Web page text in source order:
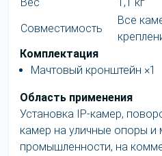
Совместимость
Все
Комплектация
Мачтовый кронштейн ×1
Область применения
Установка IP-камер,
камер на уличные опоры и
промышленности, на